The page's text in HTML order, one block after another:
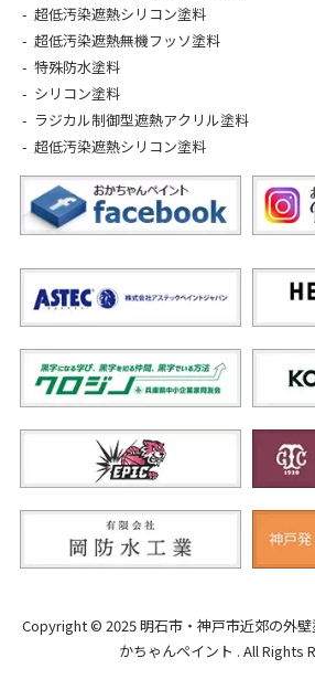
超低汚染遮熱シリコン塗料
超低汚染遮熱無機フッソ塗料
特殊防水塗料
シリコン塗料
ラジカル制御型遮熱アクリル塗料
超低汚染遮熱シリコン塗料
Copyright © 2025 明石市・神戸市近郊の外
かちゃんペイント . All Rights